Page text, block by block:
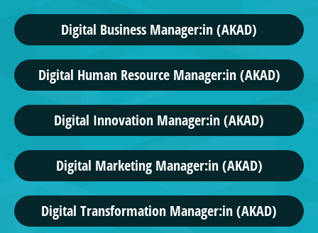
Digital Business Manager:in (AKAD)
Digital Human Resource Manager:in (AKAD)
Digital Innovation Manager:in (AKAD)
Digital Marketing Manager:in (AKAD)
Digital Transformation Manager:in (AKAD)